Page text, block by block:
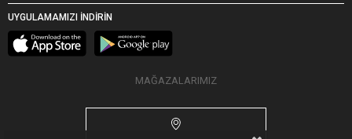
UYGULAMAMIZI İNDİRİN
MAĞAZALARIMIZ